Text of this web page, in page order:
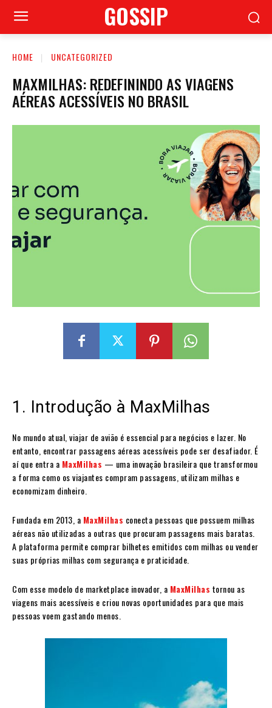
GOSSIP
HOME UNCATEGORIZED
MAXMILHAS: REDEFININDO AS VIAGENS
AÉREAS ACESSÍVEIS NO BRASIL
1. Introdução à MaxMilhas
No mundo atual, viajar de avião é essencial para negócios e lazer. No
entanto, encontrar passagens aéreas acessíveis pode ser desafiador. É
aí que entra a MaxMilhas — uma inovação brasileira que transformou
a forma como os viajantes compram passagens, utilizam milhas e
economizam dinheiro.
Fundada em 2013, a MaxMilhas conecta pessoas que possuem milhas
aéreas não utilizadas a outras que procuram passagens mais baratas.
A plataforma permite comprar bilhetes emitidos com milhas ou vender
suas próprias milhas com segurança e praticidade.
Com esse modelo de marketplace inovador, a MaxMilhas tornou as
viagens mais acessíveis e criou novas oportunidades para que mais
pessoas voem gastando menos.